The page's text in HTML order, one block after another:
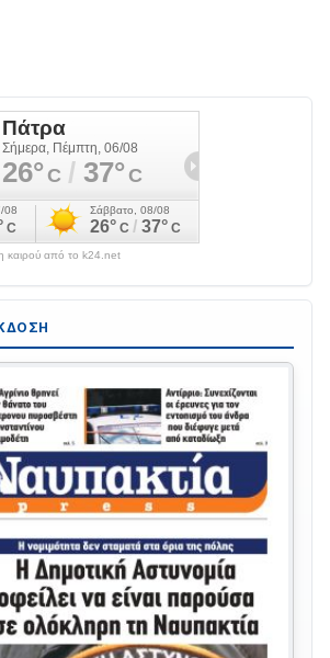
καιρού από το k24.net